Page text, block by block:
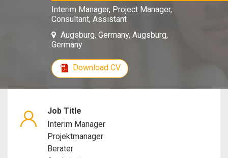
Interim
Manager,
Project
Manager,
Interim Manager, Project Manager,
Consultant, Assistant
Augsburg, Germany, Augsburg,
Germany
Download CV
Job Title
Interim Manager
Projektmanager
Berater